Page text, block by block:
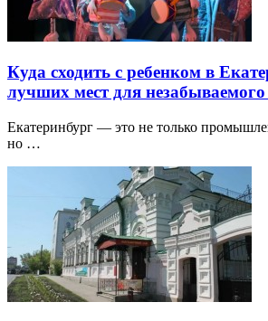
Куда сходить с ребенком в
лучших мест для
Екатеринбург — это не только
но …